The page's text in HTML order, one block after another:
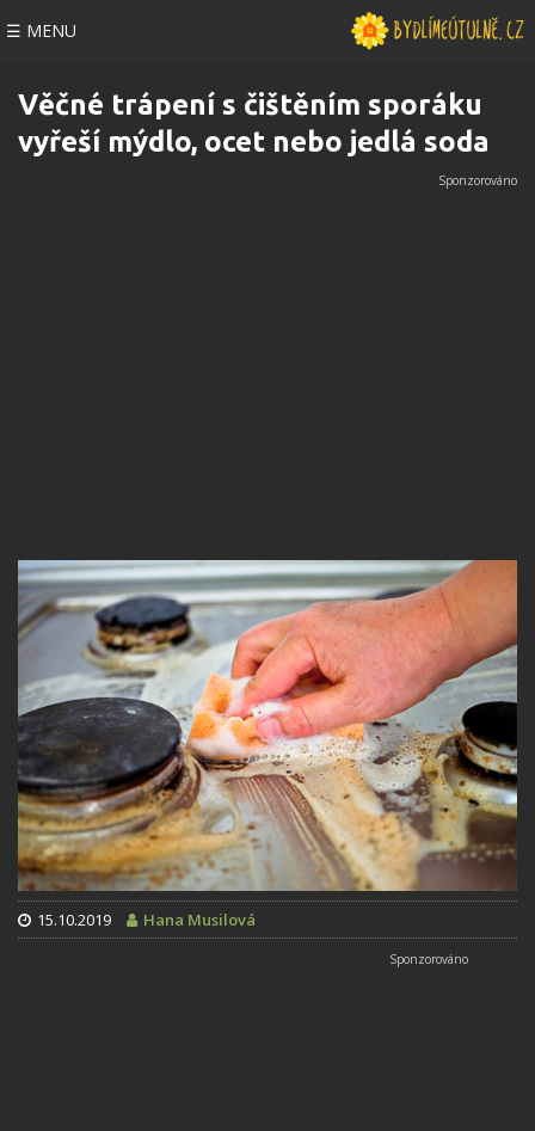
☰ MENU
Věčné trápení s čištěním sporáku
vyřeší mýdlo, ocet nebo jedlá soda
15.10.2019 Hana Musilová